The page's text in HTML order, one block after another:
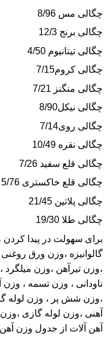
چگالی مس 8/96
چگالی برنج 12/3
چگالی تیتانیوم 4/50
چگالی کروم7/15
چگالی منگنز 7/21
چگالی نیکل8/90
چگالی روی7/14
چگالی نقره 10/49
چگالی قلع سفید 7/26
چگالی قلع خاکستری 5/76
چگالی پلاتین 21/45
چگالی طلا 19/30
برای سهولت در پیدا
گالوانیزه ،وزن ورق روغنی
،وزن تیرآهن ،وزن میلگرد
ناودانی ، وزن تسمه ، وزن
،وزن شش پر ، وزن لوله
آهنی ،وزن لوله گازی ،وزن
آهن آلات از جدول وزن آهن